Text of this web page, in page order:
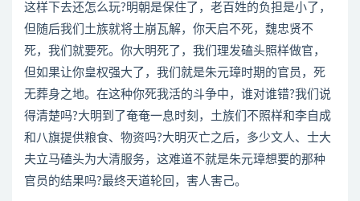
这样下去还怎么玩?明朝是保住了，老百姓的负担是小了，
但随后我们土族就将土崩瓦解，你天启不死，魏忠贤不
死，我们就要死。你大明死了，我们理发磕头照样做官，
但如果让你皇权强大了，我们就是朱元璋时期的官员，死
无葬身之地。在这种你死我活的斗争中，谁对谁错?我们说
得清楚吗?大明到了奄奄一息时刻，土族们不照样和李自成
和八旗提供粮食、物资吗?大明灭亡之后，多少文人、士大
夫立马磕头为大清服务，这难道不就是朱元璋想要的那种
官员的结果吗?最终天道轮回，害人害己。